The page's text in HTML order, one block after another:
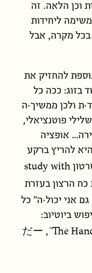
ועוד 25 דקות וכן הלאה. זה
ליחידות
בכל מקרה, אבל
להחזיק את
בזוג: ככה כל
ולכן ממשיך·ה
פוטנציאלי,
אופציה
להריץ ברקע
study with
כח הרצון בעזרת
אני יכול·ה” כל
ביוטיוב:
The
,
だー